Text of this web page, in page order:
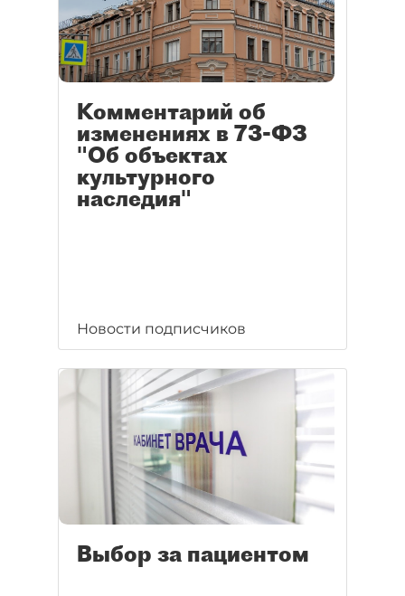
Комментарий об
изменениях в 73-ФЗ
"Об объектах
культурного
наследия"
Новости подписчиков
Выбор за пациентом